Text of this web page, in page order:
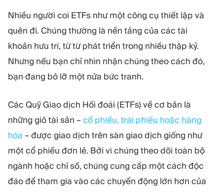
Nhiều người coi ETFs như một công cụ thiết lập và
quên đi. Chúng thường là nền tảng của các tài
khoản hưu trí, từ từ phát triển trong nhiều thập kỷ.
Nhưng nếu bạn chỉ nhìn nhận chúng theo cách đó,
bạn đang bỏ lỡ một nửa bức tranh.
Các Quỹ Giao dịch Hối đoái (ETFs) về cơ bản là
những giỏ tài sản –cổ phiếu, trái phiếu hoặc hàng
hóa – được giao dịch trên sàn giao dịch giống như
một cổ phiếu đơn lẻ. Bởi vì chúng theo dõi toàn bộ
ngành hoặc chỉ số, chúng cung cấp một cách độc
đáo để tham gia vào các chuyển động lớn hơn của
Sàn giao dịch Hậu cần
Hướng dẫn tiếp thị
Blog
Thuật ngữ
Video hướng dẫn
Công cụ tính lợi nhuận
Kế hoạch kinh doanh
Giới thiệu về Quadcode
Đội ngũ
Sự kiện
Con số
Tin tức công ty
Nghề nghiệp
Bền vững